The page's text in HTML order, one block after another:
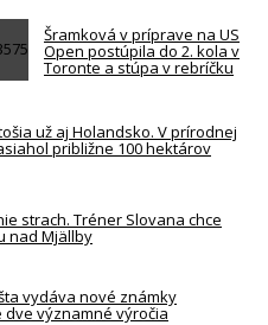
Šramková v príprave na US
Open postúpila do 2. kola v
Toronte a stúpa v rebríčku
už aj Holandsko. V prírodnej
približne 100 hektárov
strach. Tréner Slovana chce
nad Mjällby
vydáva nové známky
významné výročia